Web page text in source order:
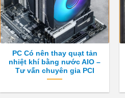
PC Có nên thay quạt tản
nhiệt khí bằng nước AIO –
Tư vấn chuyên gia PCI